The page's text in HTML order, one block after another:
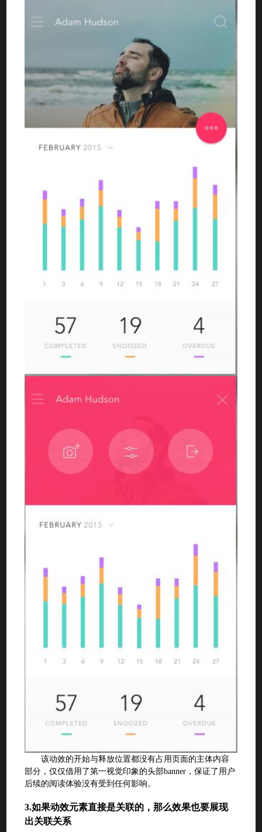
该动效的开始与释放位置都没有占用页面的主体内容
部分，仅仅借用了第一视觉印象的头部banner，保证了用户
后续的阅读体验没有受到任何影响。
3.如果动效元素直接是关联的，那么效果也要展现
出关联关系